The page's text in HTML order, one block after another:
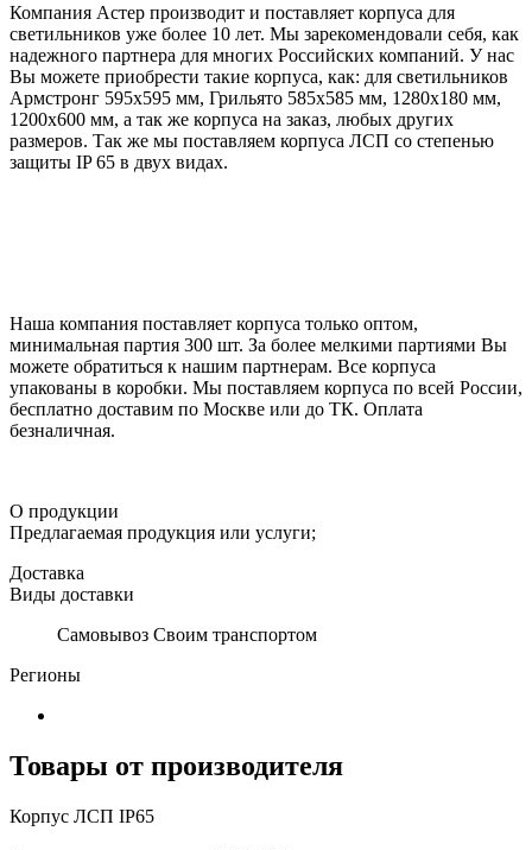
Компания Астер производит и поставляет корпуса для
светильников уже более 10 лет. Мы зарекомендовали себя, как
надежного партнера для многих Российских компаний. У нас
Вы можете приобрести такие корпуса, как: для светильников
Армстронг 595х595 мм, Грильято 585х585 мм, 1280х180 мм,
1200х600 мм, а так же корпуса на заказ, любых других
размеров. Так же мы поставляем корпуса ЛСП со степенью
защиты IP 65 в двух видах.
Наша компания поставляет корпуса только оптом,
минимальная партия 300 шт. За более мелкими партиями Вы
можете обратиться к нашим партнерам. Все корпуса
упакованы в коробки. Мы поставляем корпуса по всей России,
бесплатно доставим по Москве или до ТК. Оплата
безналичная.
О продукции
Предлагаемая продукция или услуги;
Доставка
Виды доставки
Самовывоз Своим транспортом
Регионы
Товары от производителя
Корпус ЛСП IP65